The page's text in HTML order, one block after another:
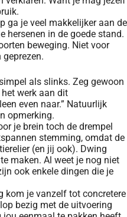
ga je veel makkelijker aan de
hersenen in de goede stand.
beweging. Niet voor
als slinks. Zeg gewoon
werk aan dit
even naar.” Natuurlijk
opmerking.
je brein toch de drempel
stemming, omdat de
(en jij ook). Dwing
maken. Al weet je nog niet
ook enkele dingen die je
kom je vanzelf tot concretere
bezig met de uitvoering